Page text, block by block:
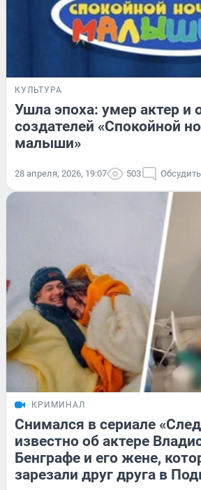
КУЛЬТУРА
Ушла эпоха: умер актер и
создателей «Спокойной
малыши»
28 апреля, 2026, 19:07 503 Обсудить
КРИМИНАЛ
Снимался в сериале
известно об актере
Бенграфе и его жене,
зарезали друг друга в